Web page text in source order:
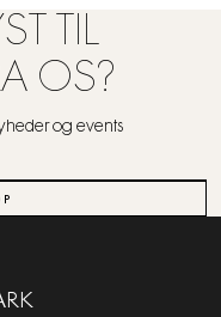
TIL
OS?
og events